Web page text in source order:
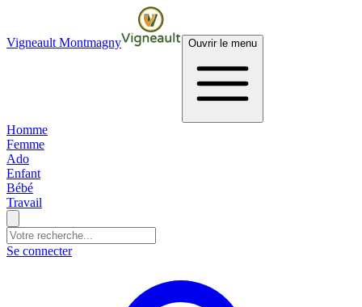
Vigneault Montmagny Ouvrir le menu
Homme
Femme
Ado
Enfant
Bébé
Travail
Se connecter